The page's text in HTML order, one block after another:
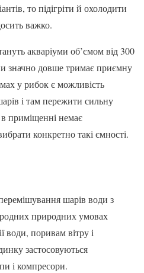
то підігріти й охолодити
важко.
акваріуми об’ємом від 300
значно довше тримає приємну
у рибок є можливість
і там пережити сильну
приміщенні немає
конкретно такі ємності.
шарів води з
природних умовах
води, поривам вітру і
застосовуються
і компресори.